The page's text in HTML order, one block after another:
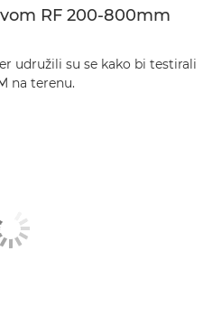
RF 200-800mm
udružili su se kako bi testirali
na terenu.